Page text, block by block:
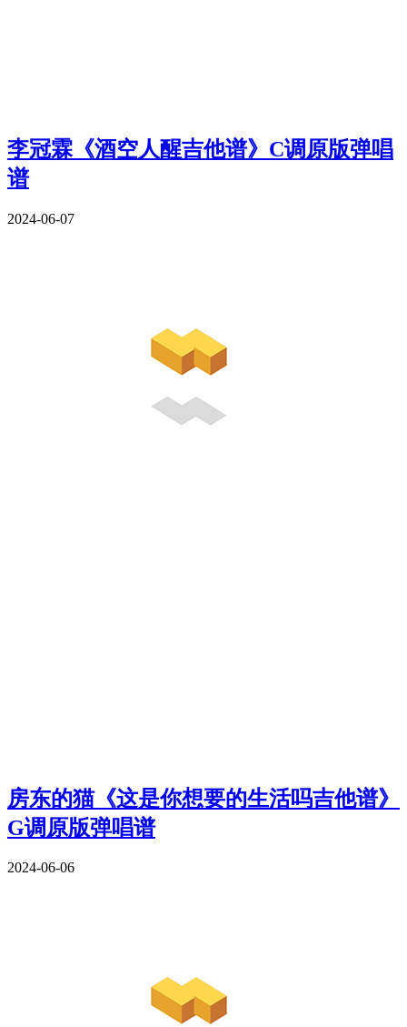
李冠霖《酒空人醒吉他谱》C调原版弹唱
谱
2024-06-07
房东的猫《这是你想要的生活吗吉他谱》
G调原版弹唱谱
2024-06-06